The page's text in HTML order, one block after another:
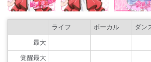
ライフ ボーカル ダン
最大
覚醒最大